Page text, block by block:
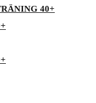
40+